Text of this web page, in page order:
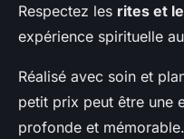
Respectez les rites et
expérience spirituelle
Réalisé avec soin et
petit prix peut être une
profonde et